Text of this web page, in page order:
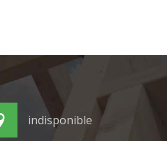
indisponible